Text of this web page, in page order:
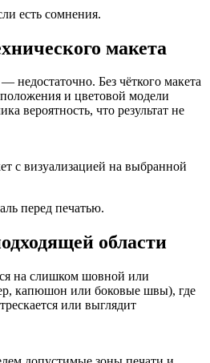
есть сомнения.
макета
недостаточно. Без чёткого макета
и цветовой модели
вероятность, что результат не
с визуализацией на выбранной
перед печатью.
области
на слишком шовной или
капюшон или боковые швы), где
или выглядит